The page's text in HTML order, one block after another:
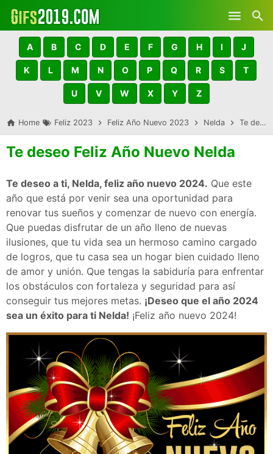
Skip to main content
A B C D E F G H I J
K L M N O P Q R S T
U V W X Y Z
Home Feliz 2023 Feliz Año Nuevo 2023 Nelda Te deseo Feliz Año Nuevo Nelda
Te deseo Feliz Año Nuevo Nelda
Te deseo a ti, Nelda, feliz año nuevo 2024. Que este
año que está por venir sea una oportunidad para
renovar tus sueños y comenzar de nuevo con energía.
Que puedas disfrutar de un año lleno de nuevas
ilusiones, que tu vida sea un hermoso camino cargado
de logros, que tu casa sea un hogar bien cuidado lleno
de amor y unión. Que tengas la sabiduría para enfrentar
los obstáculos con fortaleza y seguridad para así
conseguir tus mejores metas. ¡Deseo que el año 2024
sea un éxito para ti Nelda! ¡Feliz año nuevo 2024!